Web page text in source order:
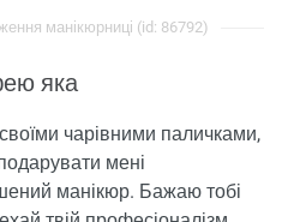
манікюрниці (id: 86792)
яка
чарівними паличками,
мені
манікюр. Бажаю тобі